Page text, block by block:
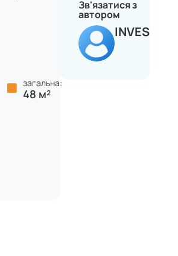
загальна:
48 м²
Зв'язатися з
автором
INVEST